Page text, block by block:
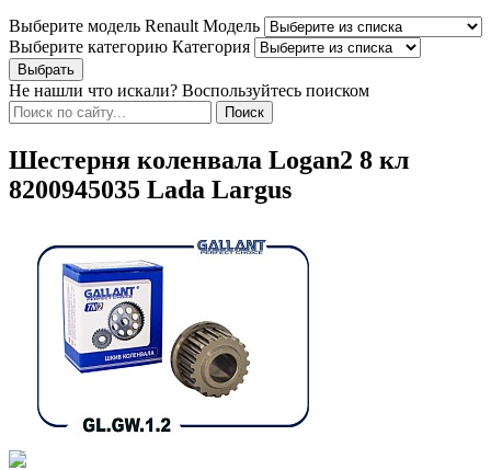
Выберите модель Renault Модель
Выберите категорию Категория
Не нашли что искали? Воспользуйтесь поиском
Шестерня коленвала Logan2 8 кл
8200945035 Lada Largus